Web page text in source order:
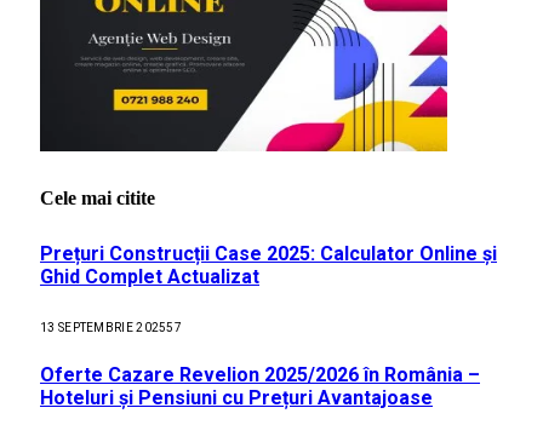
Cele mai citite
Prețuri Construcții Case 2025: Calculator Online și
Ghid Complet Actualizat
13 SEPTEMBRIE 202557
Oferte Cazare Revelion 2025/2026 în România –
Hoteluri și Pensiuni cu Prețuri Avantajoase